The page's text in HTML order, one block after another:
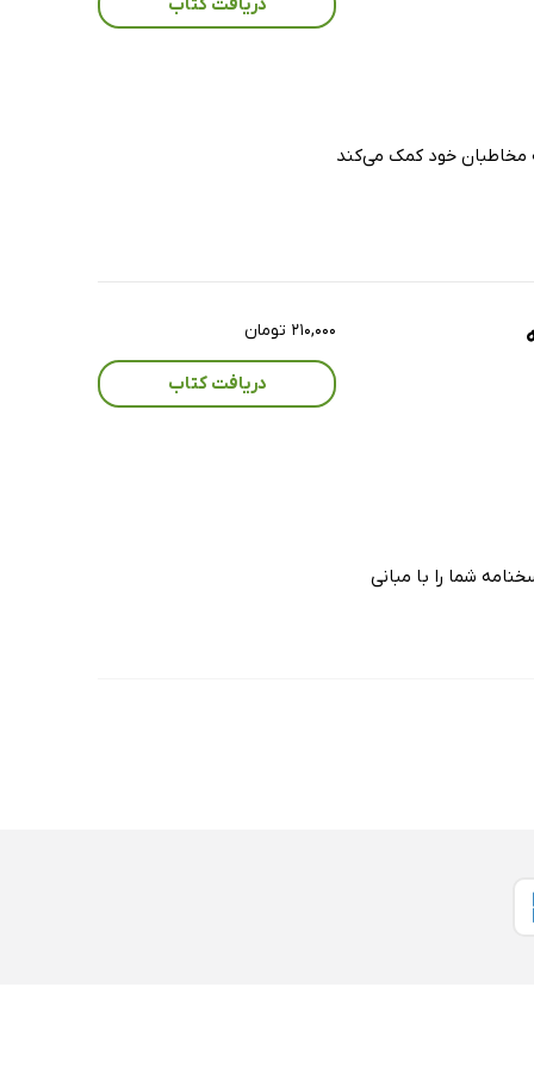
مخاطبان خود کمک می‌کند
شما را با مبانی
۲۱۰,۰۰۰ تومان
دریافت کتاب